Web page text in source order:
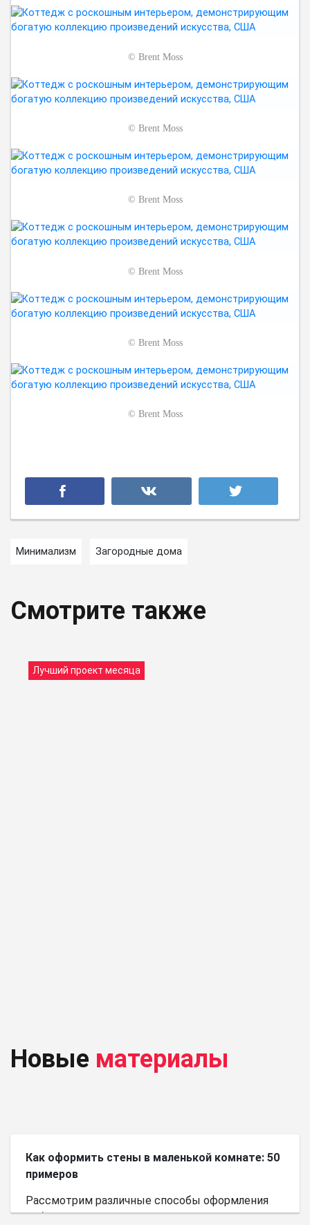
© Brent Moss
© Brent Moss
© Brent Moss
© Brent Moss
© Brent Moss
© Brent Moss
Минимализм Загородные дома
Смотрите также
Лучший проект месяца
Новые материалы
Как оформить стены в маленькой комнате: 50
примеров
Рассмотрим различные способы оформления
небольшого пространства.